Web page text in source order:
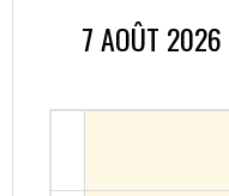
7 AOÛT 2026